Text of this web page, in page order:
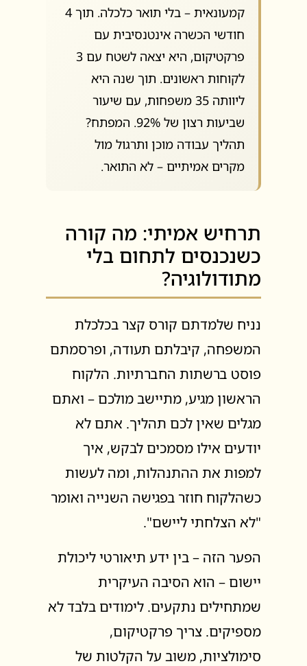
קמעונאית – בלי תואר כלכלה. תוך 4
חודשי הכשרה אינטנסיבית עם
פרקטיקום, היא יצאה לשטח עם 3
לקוחות ראשונים. תוך שנה היא
ליוותה 35 משפחות, עם שיעור
שביעות רצון של 92%. המפתח?
תהליך עבודה מוכן ותרגול מול
מקרים אמיתיים – לא התואר.
תרחיש אמיתי: מה קורה
כשנכנסים לתחום בלי
מתודולוגיה?
נניח שלמדתם קורס קצר בכלכלת
המשפחה, קיבלתם תעודה, ופרסמתם
פוסט ברשתות החברתיות. הלקוח
הראשון מגיע, מתיישב מולכם – ואתם
מגלים שאין לכם תהליך. אתם לא
יודעים אילו מסמכים לבקש, איך
למפות את ההתנהלות, ומה לעשות
כשהלקוח חוזר בפגישה השנייה ואומר
"לא הצלחתי ליישם".
הפער הזה – בין ידע תיאורטי ליכולת
יישום – הוא הסיבה העיקרית
שמתחילים נתקעים. לימודים בלבד לא
מספיקים. צריך פרקטיקום,
סימולציות, משוב על הקלטות של